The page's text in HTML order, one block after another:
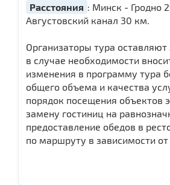
Расстояния : Минск - Гродно
Августовский канал 30 км.
Организаторы тура оставляют
в случае необходимости
изменения в программу тура
общего объема и качества
порядок посещения объектов
замену гостиниц на
предоставление обедов в
по маршруту в зависимости от